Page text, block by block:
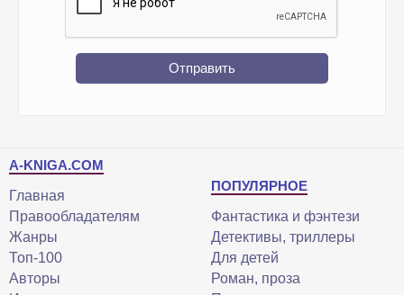
Отправить
A-KNIGA.COM
Главная
Правообладателям
Жанры
Топ-100
Авторы
ПОПУЛЯРНОЕ
Фантастика и фэнтези
Детективы, триллеры
Для детей
Роман, проза